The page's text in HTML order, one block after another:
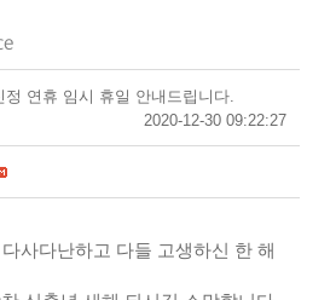
정 연휴 임시 휴일 안내드립니다.
2020-12-30 09:22:27
사다난하고 다들 고생하신 한 해